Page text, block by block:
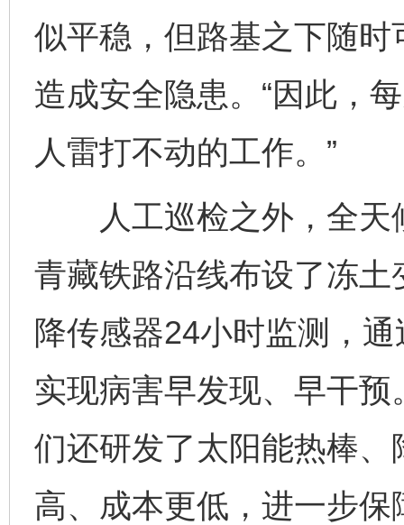
似平稳，但路基之下随
造成安全隐患。“因此，
人雷打不动的工作。”
人工巡检之外，全天
青藏铁路沿线布设了冻
降传感器24小时监测，
实现病害早发现、早干
们还研发了太阳能热棒
高、成本更低，进一步保